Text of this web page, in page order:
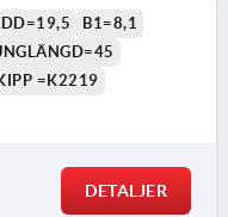
B1=8,1
=K2219
DETALJER